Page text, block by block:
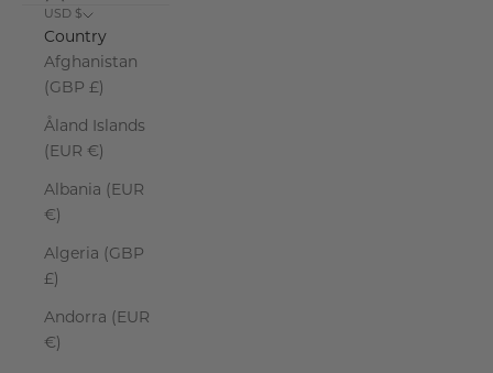
USD $
Country
Afghanistan
(GBP £)
Åland Islands
(EUR €)
Albania (EUR
€)
Algeria (GBP
£)
Andorra (EUR
€)